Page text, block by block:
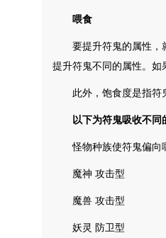
喂食
要提升符鬼的属性，
提升符鬼不同的属性。如
此外，饱食度是指符
以下为符鬼吸收不同
怪物种族使符鬼偏向
魔神 攻击型
魔兽 攻击型
妖灵 防卫型